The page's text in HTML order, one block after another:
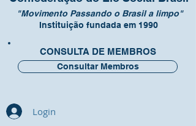
"Movimento Passando o Brasil a limpo"
Instituição fundada em 1990
CONSULTA DE MEMBROS
Consultar Membros
Login